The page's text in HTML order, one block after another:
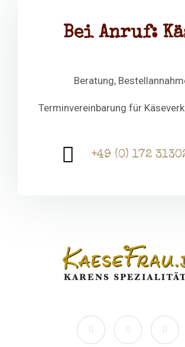
Bei Anruf:
Beratung,
Terminvereinbarung für
+49 (0) 172